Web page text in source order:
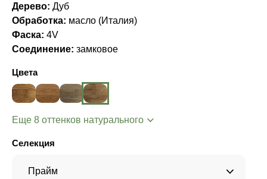
Дерево: Дуб
Обработка: масло (Италия)
Фаска: 4V
Соединение: замковое
Цвета
Еще 8 оттенков натурального
Селекция
Прайм